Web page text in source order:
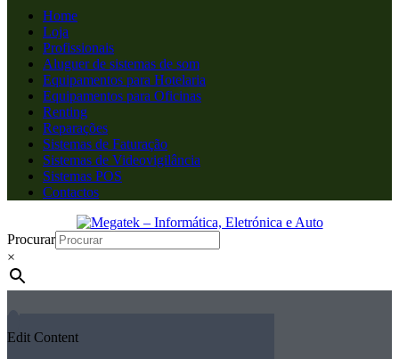
Home
Loja
Profissionais
Aluguer de sistemas de som
Equipamentos para Hotelaria
Equipamentos para Oficinas
Renting
Reparações
Sistemas de Faturação
Sistemas de Videovigilância
Sistemas POS
Contactos
Procurar
×
Edit Content